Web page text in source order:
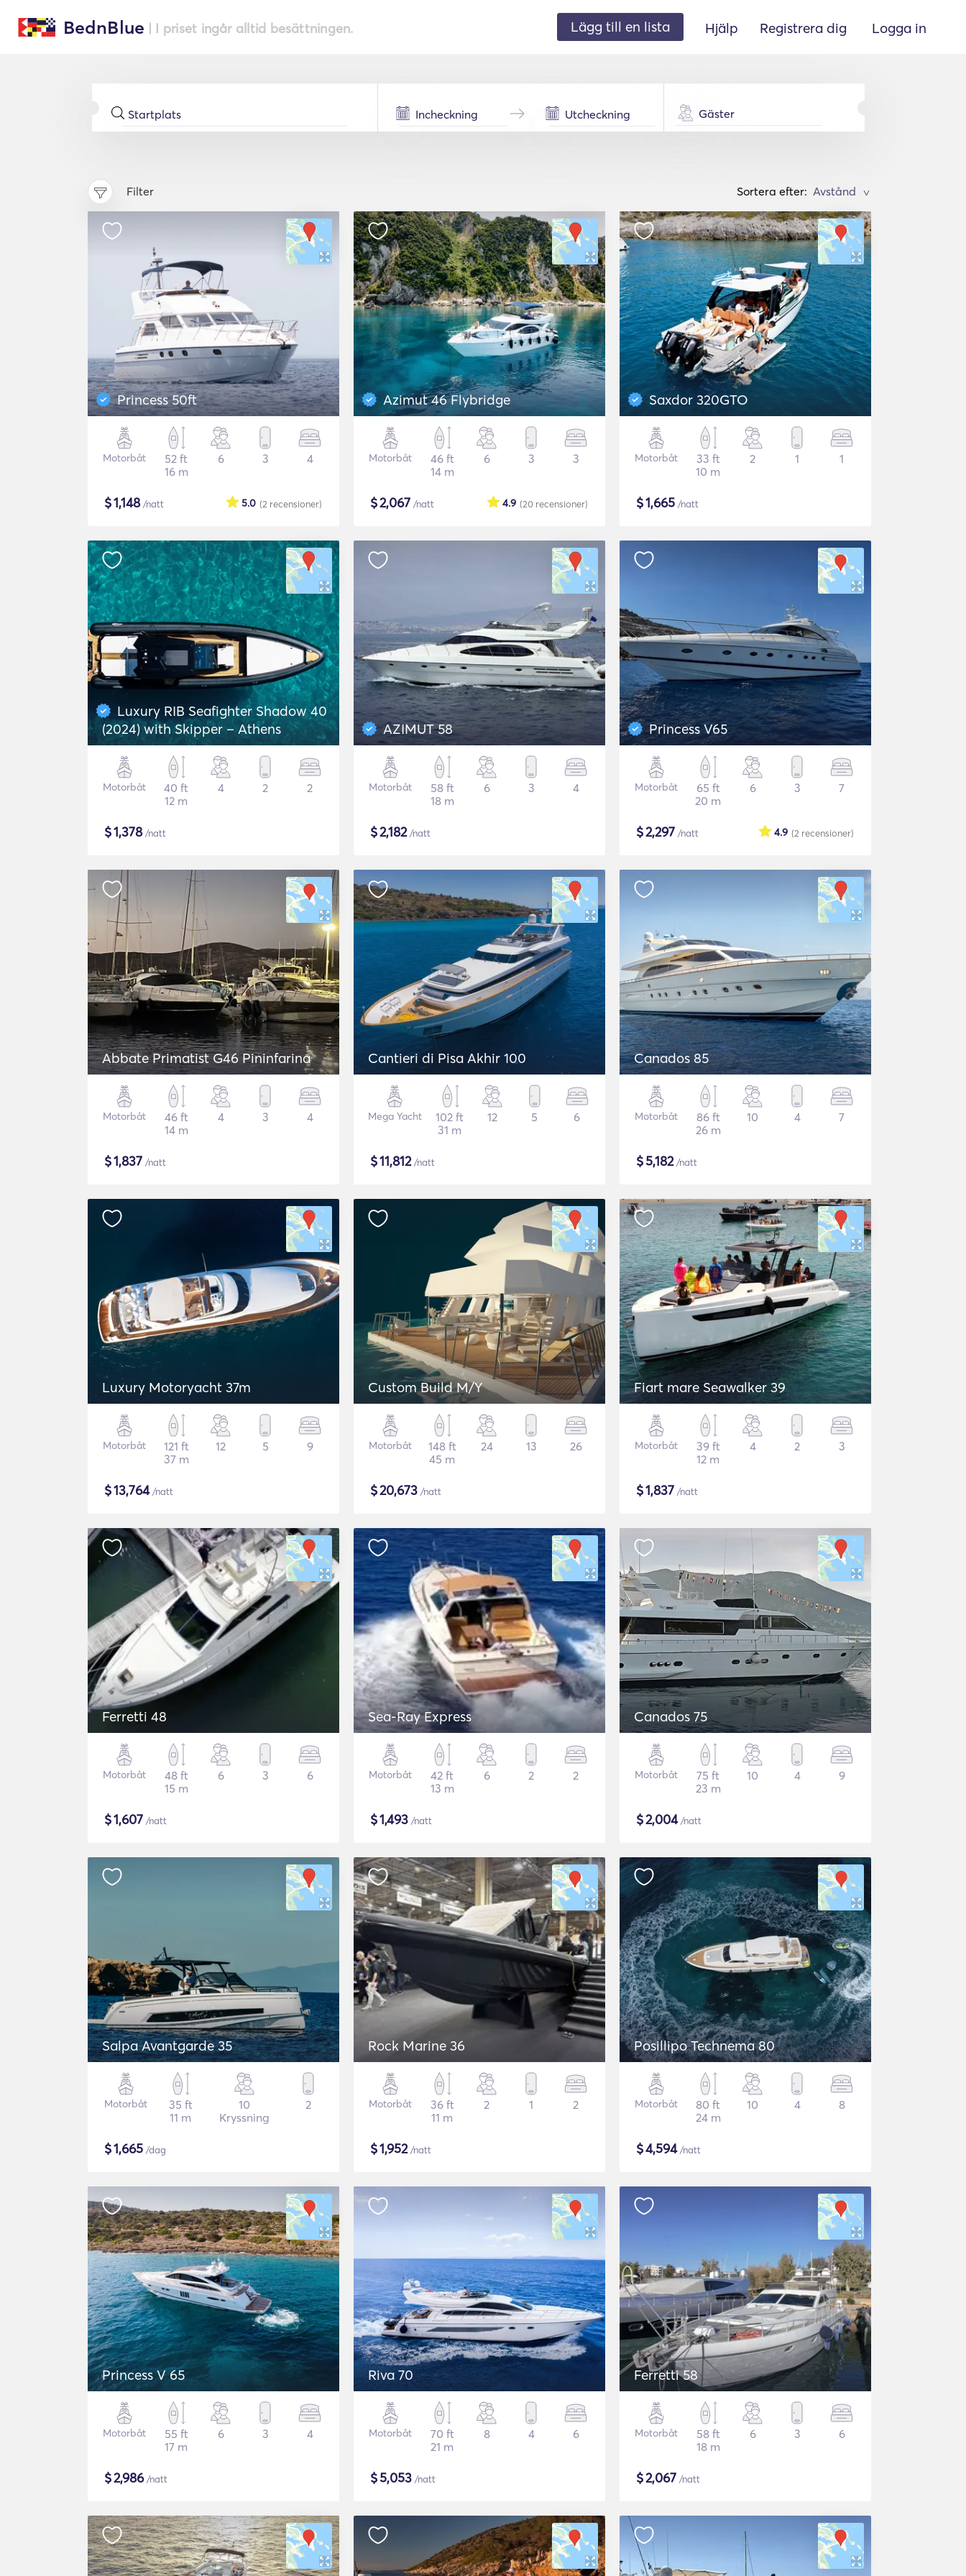
BednBlue | I priset ingår alltid besättningen. Lägg till en lista Hjälp Registrera dig Logga in
Gäster
Filter Sortera efter: >
Princess 50ft
Motorbåt
52 ft
16 m
6 3 4
$1,148/natt (2 recensioner)
5.0
Azimut 46 Flybridge
Motorbåt
46 ft
14 m
6 3 3
$2,067 /natt (20 recensioner)
4.9
Saxdor 320GTO
Motorbåt
33 ft
10 m
2 1 1
$1,665 /natt
Luxury RIB Seafighter Shadow 40
(2024) with Skipper – Athens
Motorbåt
40 ft
12 m
4 2 2
$1,378/natt
AZIMUT 58
Motorbåt
58 ft
18 m
6 3 4
$2,182/natt
Princess V65
Motorbåt
65 ft
20 m
6 3 7
$2,297 /natt (2 recensioner)
4.9
Abbate Primatist G46 Pininfarina
Motorbåt
46 ft
14 m
4 3 4
$1,837 /natt
Cantieri di Pisa Akhir 100
Mega Yacht
102 ft
31 m
12 5 6
$11,812/natt
Canados 85
Motorbåt
86 ft
26 m
10 4 7
$5,182/natt
Luxury Motoryacht 37m
Motorbåt
121 ft
37 m
12 5 9
$13,764/natt
Custom Build M/Y
Motorbåt
148 ft
45 m
24 13 26
$20,673 /natt
Fiart mare Seawalker 39
Motorbåt
39 ft
12 m
4 2 3
$1,837 /natt
Ferretti 48
Motorbåt
48 ft
15 m
6 3 6
$1,607 /natt
Sea-Ray Express
Motorbåt
42 ft
13 m
6 2 2
$1,493 /natt
Canados 75
Motorbåt
75 ft
23 m
10 4 9
$2,004/natt
Salpa Avantgarde 35
Motorbåt
35 ft
11 m
10
Kryssning
2
$1,665 /dag
Rock Marine 36
Motorbåt
36 ft
11 m
2 1 2
$1,952/natt
Posillipo Technema 80
Motorbåt
80 ft
24 m
10 4 8
$4,594/natt
Princess V 65
Motorbåt
55 ft
17 m
6 3 4
$2,986/natt
Riva 70
Motorbåt
70 ft
21 m
8 4 6
$5,053 /natt
Ferretti 58
Motorbåt
58 ft
18 m
6 3 6
$2,067 /natt